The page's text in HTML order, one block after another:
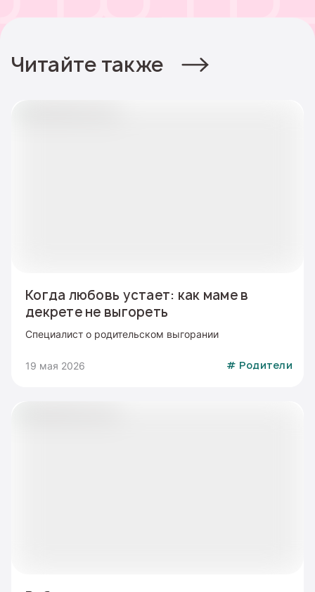
Читайте также
Когда любовь устает: как маме в
декрете не выгореть
Специалист о родительском выгорании
19 мая 2026 # Родители